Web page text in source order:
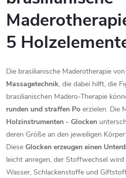
5
Die brasilianische Maderotherapie
Massagetechnik, die dabei hilft, die
brasilianischen Madero-Therapie
runden und straffen Po erzielen. Die
Holzinstrumenten - Glocken
deren Größe an den jeweiligen
Diese Glocken erzeugen einen
leicht anregen, der Stoffwechsel
Wasser, Schlackenstoffe und